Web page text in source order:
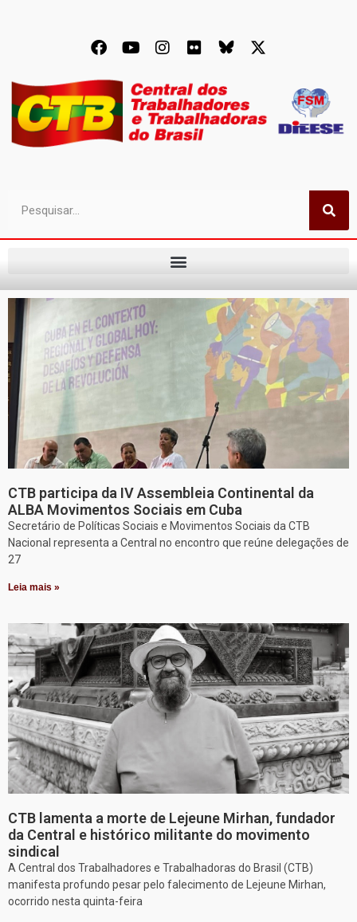
CTB participa da IV Assembleia Continental da
ALBA Movimentos Sociais em Cuba
Secretário de Políticas Sociais e Movimentos Sociais da CTB
Nacional representa a Central no encontro que reúne delegações de
27
Leia mais »
CTB lamenta a morte de Lejeune Mirhan, fundador
da Central e histórico militante do movimento
sindical
A Central dos Trabalhadores e Trabalhadoras do Brasil (CTB)
manifesta profundo pesar pelo falecimento de Lejeune Mirhan,
ocorrido nesta quinta-feira